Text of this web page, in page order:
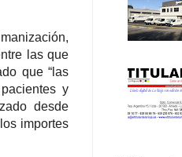
las que
que “las
y
desde
importes